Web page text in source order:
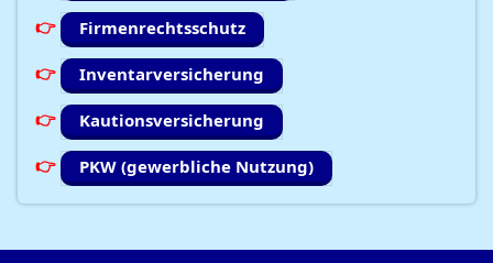
Firmenrechtsschutz
Inventarversicherung
Kautionsversicherung
PKW (gewerbliche Nutzung)